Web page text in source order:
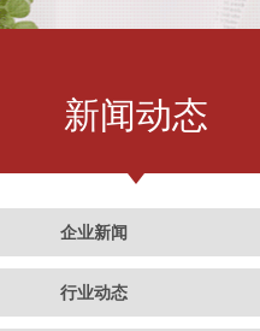
新闻动态
企业新闻
行业动态